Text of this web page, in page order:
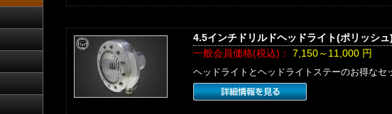
4.5インチドリルドヘッドライト(ポリッシ
一般会員価格(税込)： 7,150～11,000円
ヘッドライトとヘッドライトステーのお得なセ